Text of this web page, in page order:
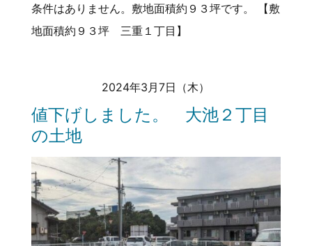
条件はありません。敷地面積約９３坪です。 【敷
地面積約９３坪 三重１丁目】
2024年3月7日（木）
値下げしました。 大池２丁目
の土地